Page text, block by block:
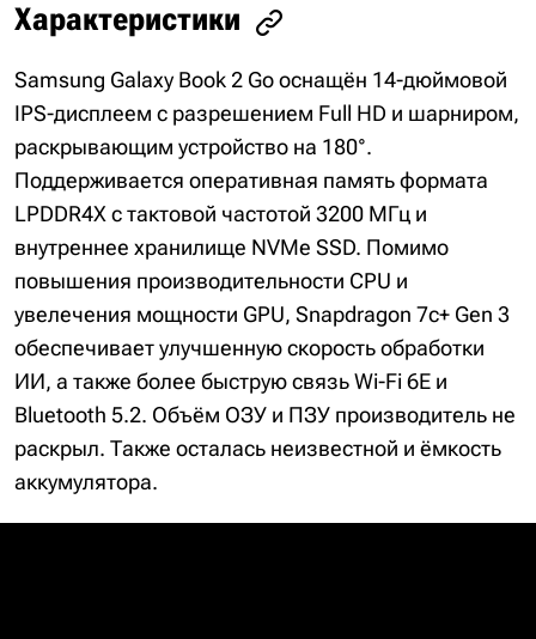
Характеристики
Samsung Galaxy Book 2 Go оснащён 14-дюймовой
IPS-дисплеем с разрешением Full HD и шарниром,
раскрывающим устройство на 180°.
Поддерживается оперативная память формата
LPDDR4X с тактовой частотой 3200 МГц и
внутреннее хранилище NVMe SSD. Помимо
повышения производительности CPU и
увелечения мощности GPU, Snapdragon 7c+ Gen 3
обеспечивает улучшенную скорость обработки
ИИ, а также более быструю связь Wi-Fi 6E и
Bluetooth 5.2. Объём ОЗУ и ПЗУ производитель не
раскрыл. Также осталась неизвестной и ёмкость
аккумулятора.